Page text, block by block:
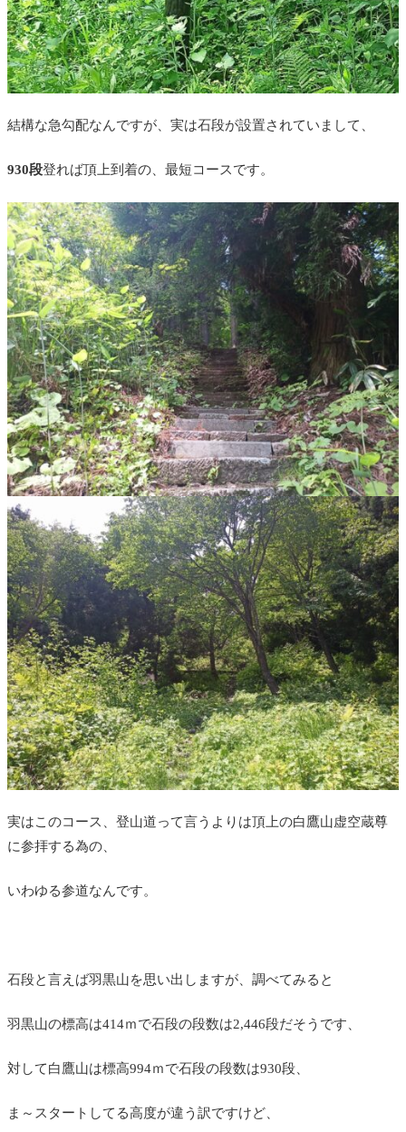
結構な急勾配なんですが、実は石段が設置されていまして、
930段登れば頂上到着の、最短コースです。
実はこのコース、登山道って言うよりは頂上の白鷹山虚空蔵尊
に参拝する為の、
いわゆる参道なんです。
石段と言えば羽黒山を思い出しますが、調べてみると
羽黒山の標高は414ｍで石段の段数は2,446段だそうです、
対して白鷹山は標高994ｍで石段の段数は930段、
ま～スタートしてる高度が違う訳ですけど、